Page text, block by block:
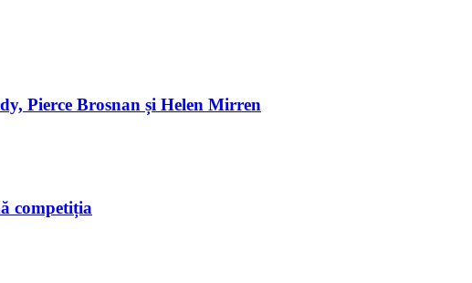
Pierce Brosnan și Helen Mirren
competiția